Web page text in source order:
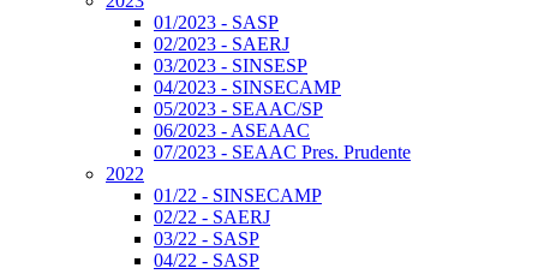
01/2023 - SASP
02/2023 - SAERJ
03/2023 - SINSESP
04/2023 - SINSECAMP
05/2023 - SEAAC/SP
06/2023 - ASEAAC
07/2023 - SEAAC Pres. Prudente
2022
01/22 - SINSECAMP
02/22 - SAERJ
03/22 - SASP
04/22 - SASP